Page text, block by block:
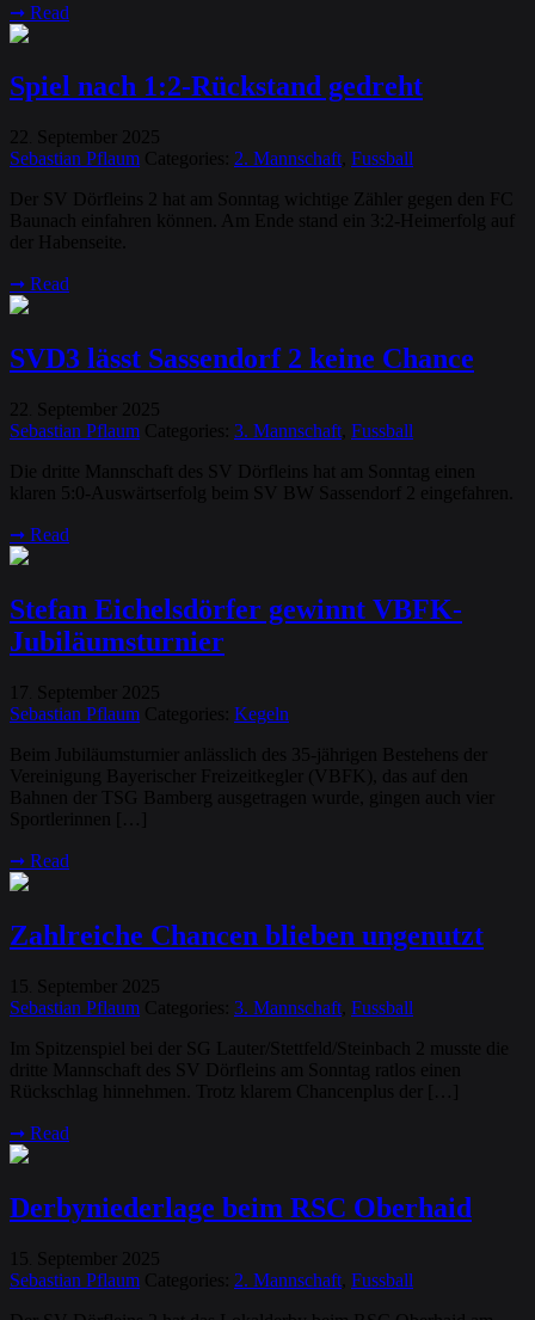
➞ Read
Spiel nach 1:2-Rückstand gedreht
September
2025
Sebastian Pflaum Categories: 2. Mannschaft Fussball
Der SV Dörfleins 2 hat am Sonntag wichtige Zähler gegen den FC
Baunach einfahren können. Am Ende stand ein 3:2-Heimerfolg auf
der Habenseite.
➞ Read
SVD3 lässt Sassendorf 2 keine Chance
September
2025
Sebastian Pflaum Categories: 3. Mannschaft Fussball
Die dritte Mannschaft des SV Dörfleins hat am Sonntag einen
klaren 5:0-Auswärtserfolg beim SV BW Sassendorf 2 eingefahren.
➞ Read
Stefan Eichelsdörfer gewinnt VBFK-
Jubiläumsturnier
17 September
2025
Sebastian Pflaum Categories: Kegeln
Beim Jubiläumsturnier anlässlich des 35-jährigen Bestehens der
Vereinigung Bayerischer Freizeitkegler (VBFK), das auf den
Bahnen der TSG Bamberg ausgetragen wurde, gingen auch vier
Sportlerinnen […]
➞ Read
Zahlreiche Chancen blieben ungenutzt
15 September
2025
Sebastian Pflaum Categories: 3. Mannschaft Fussball
Im Spitzenspiel bei der SG Lauter/Stettfeld/Steinbach 2 musste die
dritte Mannschaft des SV Dörfleins am Sonntag ratlos einen
Rückschlag hinnehmen. Trotz klarem Chancenplus der […]
➞ Read
Derbyniederlage beim RSC Oberhaid
15 September
2025
Sebastian Pflaum Categories: 2. Mannschaft Fussball